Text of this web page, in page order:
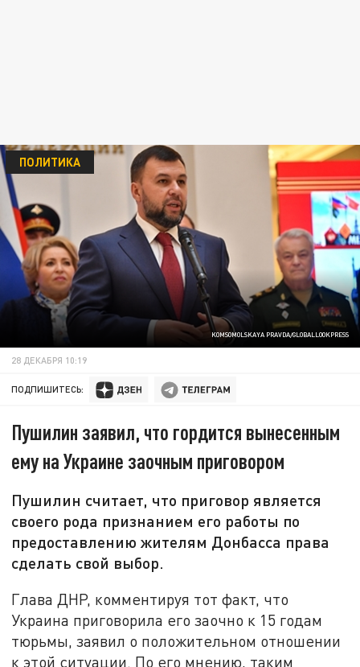
KOMSOMOLSKAYA PRAVDA/GLOBALLOOKPRESS
ПОЛИТИКА
28 ДЕКАБРЯ 10:19
ПОДПИШИТЕСЬ:
Пушилин заявил, что гордится вынесенным
ему на Украине заочным приговором
Пушилин считает, что приговор является
своего рода признанием его работы по
предоставлению жителям Донбасса права
сделать свой выбор.
Глава ДНР, комментируя тот факт, что
Украина приговорила его заочно к 15 годам
тюрьмы, заявил о положительном отношении
к этой ситуации. По его мнению, таким